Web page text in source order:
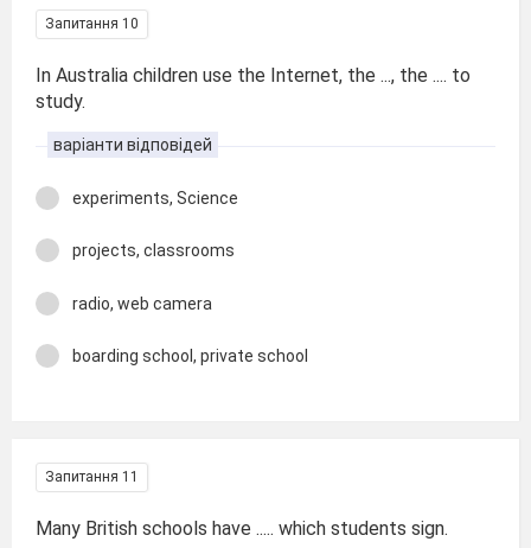
Запитання 10
In Australia children use the Internet, the ..., the .... to
study.
варіанти відповідей
experiments, Science
projects, classrooms
radio, web camera
boarding school, private school
Запитання 11
Many British schools have ..... which students sign.